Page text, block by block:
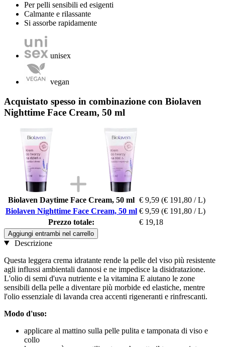
Per pelli sensibili ed esigenti
Calmante e rilassante
Si assorbe rapidamente
unisex
vegan
Acquistato spesso in combinazione con Biolaven
Nighttime Face Cream, 50 ml
Biolaven Daytime Face Cream, 50 ml € 9,59 (€ 191,80 / L)
Biolaven Nighttime Face Cream, 50 ml € 9,59 (€ 191,80 / L)
Prezzo totale:
€ 19,18
Aggiungi entrambi nel carrello
Descrizione
Questa leggera crema idratante rende la pelle del viso più resistente
agli influssi ambientali dannosi e ne impedisce la disidratazione.
L'olio di semi d'uva nutriente e la vitamina E aiutano le zone
sensibili della pelle a diventare più morbide ed elastiche, mentre
l'olio essenziale di lavanda crea accenti rigeneranti e rinfrescanti.
Modo d'uso:
applicare al mattino sulla pelle pulita e tamponata di viso e
collo